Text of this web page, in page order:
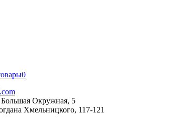
0
Большая Окружная, 5
Хмельницкого, 117-121